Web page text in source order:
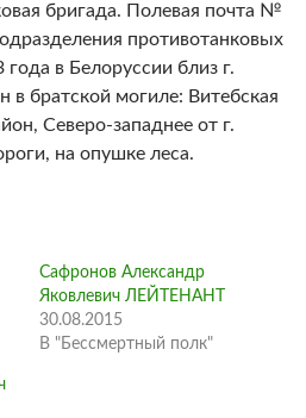
бригада. Полевая почта №
противотанковых
в Белоруссии близ г.
в братской могиле: Витебская
Северо-западнее от г.
на опушке леса.
Сафронов Александр
Яковлевич ЛЕЙТЕНАНТ
30.08.2015
В "Бессмертный полк"